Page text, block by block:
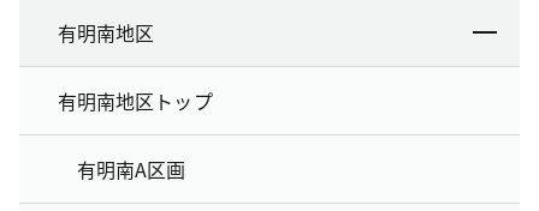
有明南地区
有明南地区トップ
有明南A区画